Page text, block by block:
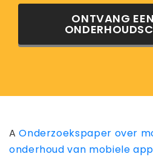
ONTVANG
AOnderzoekspaper over
onderhoud van mobiele